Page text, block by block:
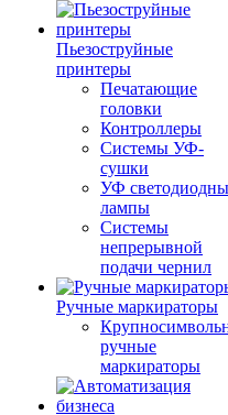
Пьезоструйные
принтеры
Печатающие
головки
Контроллеры
Системы УФ-
сушки
УФ
лампы
Системы
непрерывной
подачи чернил
Ручные маркираторы
ручные
маркираторы